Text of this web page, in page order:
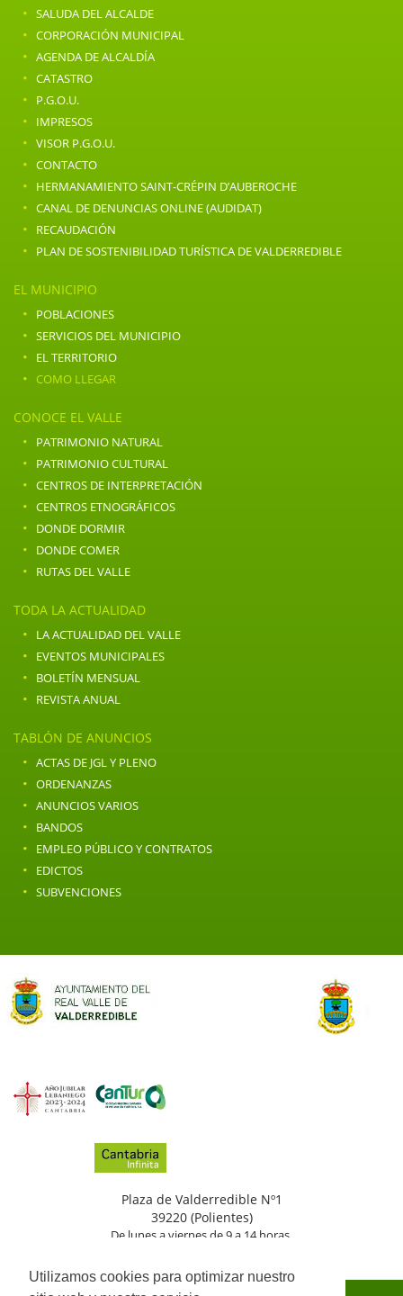
Utilizamos cookies para optimizar nuestro
· SALUDA DEL ALCALDE
· CORPORACIÓN MUNICIPAL
· AGENDA DE ALCALDÍA
· CATASTRO
· P.G.O.U.
· IMPRESOS
· VISOR P.G.O.U.
· CONTACTO
· HERMANAMIENTO SAINT-CRÉPIN D’AUBEROCHE
· CANAL DE DENUNCIAS ONLINE (AUDIDAT)
· RECAUDACIÓN
· PLAN DE SOSTENIBILIDAD TURÍSTICA DE VALDERREDIBLE
EL MUNICIPIO
· POBLACIONES
· SERVICIOS DEL MUNICIPIO
· EL TERRITORIO
· COMO LLEGAR
CONOCE EL VALLE
· PATRIMONIO NATURAL
· PATRIMONIO CULTURAL
· CENTROS DE INTERPRETACIÓN
· CENTROS ETNOGRÁFICOS
· DONDE DORMIR
· DONDE COMER
· RUTAS DEL VALLE
TODA LA ACTUALIDAD
· LA ACTUALIDAD DEL VALLE
· EVENTOS MUNICIPALES
· BOLETÍN MENSUAL
· REVISTA ANUAL
TABLÓN DE ANUNCIOS
· ACTAS DE JGL Y PLENO
· ORDENANZAS
· ANUNCIOS VARIOS
· BANDOS
· EMPLEO PÚBLICO Y CONTRATOS
· EDICTOS
· SUBVENCIONES
Plaza de Valderredible Nº1
39220 (Polientes)
De lunes a viernes de 9 a 14 horas.